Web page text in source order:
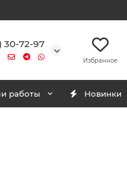
30-72-97
Избранное
работы Новинки